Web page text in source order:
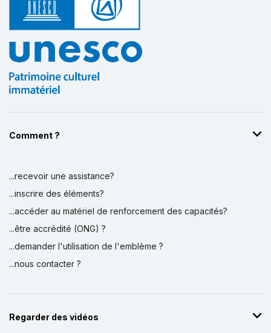
Comment ?
...recevoir une assistance?
...inscrire des éléments?
...accéder au matériel de renforcement des capacités?
...être accrédité (ONG) ?
...demander l'utilisation de l'emblème ?
...nous contacter ?
Regarder des vidéos